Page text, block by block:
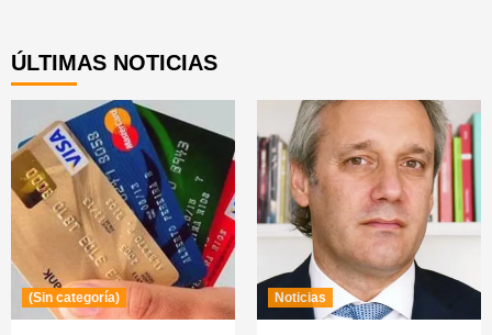
ÚLTIMAS NOTICIAS
(Sin categoría) Noticias